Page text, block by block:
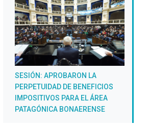
SESIÓN: APROBARON LA
PERPETUIDAD DE BENEFICIOS
IMPOSITIVOS PARA EL ÁREA
PATAGÓNICA BONAERENSE